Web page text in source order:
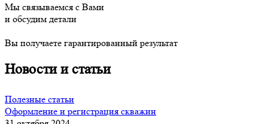
Мы связываемся с Вами
и обсудим детали
Вы получаете гарантированный результат
Новости и статьи
Полезные статьи
Оформление и регистрация скважин